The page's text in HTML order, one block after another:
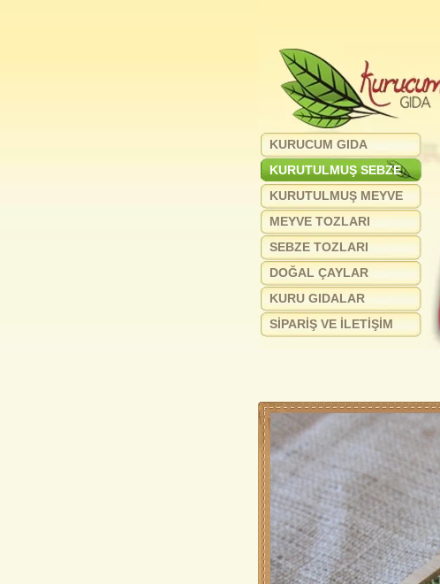
KURUCUM GIDA
KURUTULMUŞ SEBZE
KURUTULMUŞ MEYVE
MEYVE TOZLARI
SEBZE TOZLARI
DOĞAL ÇAYLAR
KURU GIDALAR
SİPARİŞ VE İLETİŞİM